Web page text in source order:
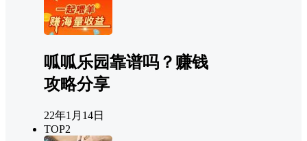
呱呱乐园靠谱吗？赚钱
攻略分享
22年1月14日
TOP2